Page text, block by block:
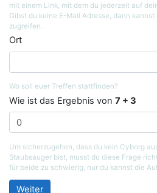
mit einem Link, mit dem du jederzeit auf
Gibst du keine E-Mail Adresse, dann
zugreifen.
Ort
Wo soll euer Treffen stattfinden?
Wie ist das Ergebnis von 7 + 3
Um sicherzugehen, dass du kein Cyborg
Staubsauger bist, musst du diese Frage
für beide zu schwierig, nur du kannst die
Weiter